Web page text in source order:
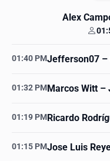
Alex
01:40 PMJefferson07 –
01:32 PMMarcos Witt–
01:19 PMRicardo
01:15 PMJose Luis